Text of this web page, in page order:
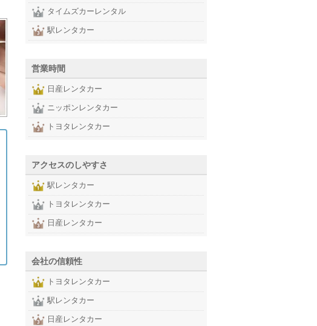
タイムズカーレンタル
駅レンタカー
営業時間
日産レンタカー
ニッポンレンタカー
トヨタレンタカー
アクセスのしやすさ
駅レンタカー
トヨタレンタカー
日産レンタカー
会社の信頼性
トヨタレンタカー
駅レンタカー
日産レンタカー